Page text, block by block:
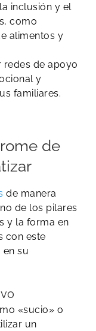
inclusión y el
como
alimentos y
redes de apoyo
y
familiares.
de
de manera
de los pilares
y la forma en
con este
su
«sucio» o
un